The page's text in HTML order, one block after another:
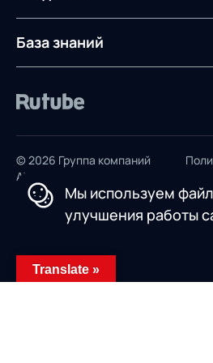
Предложение для
База знаний
© 2026 Группа компаний
AXELOT
Пользовательское
соглашение
Мы используем
улучшения работы
Translate »